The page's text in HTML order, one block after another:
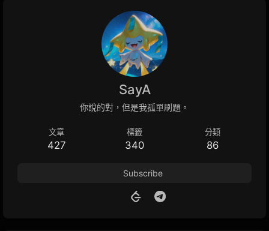
SayA
你說的對，但是我孤單刷題。
文章
427
標籤
340
分類
86
Subscribe